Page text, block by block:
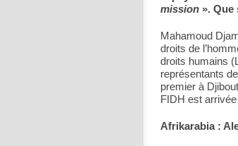
mission ».
Mahamoud
droits de
droits humains
représentants
premier à
FIDH est
Afrikarabia :